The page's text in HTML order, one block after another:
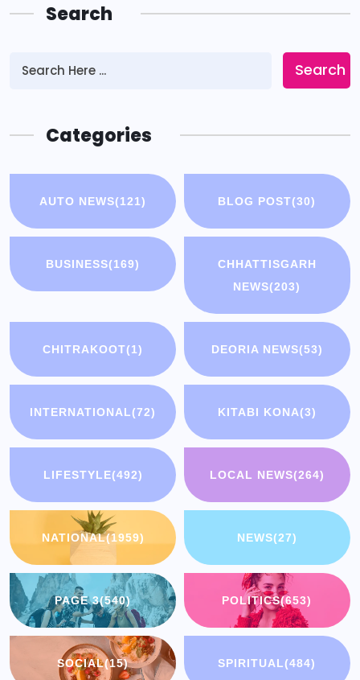
Search
Search
Categories
AUTO NEWS(121) BLOG POST(30)
BUSINESS(169)
CHHATTISGARH
NEWS(203)
CHITRAKOOT(1) DEORIA NEWS(53)
INTERNATIONAL(72) KITABI KONA(3)
LIFESTYLE(492) LOCAL NEWS(264)
NATIONAL(1959) NEWS(27)
PAGE 3(540) POLITICS(653)
SOCIAL(15) SPIRITUAL(484)